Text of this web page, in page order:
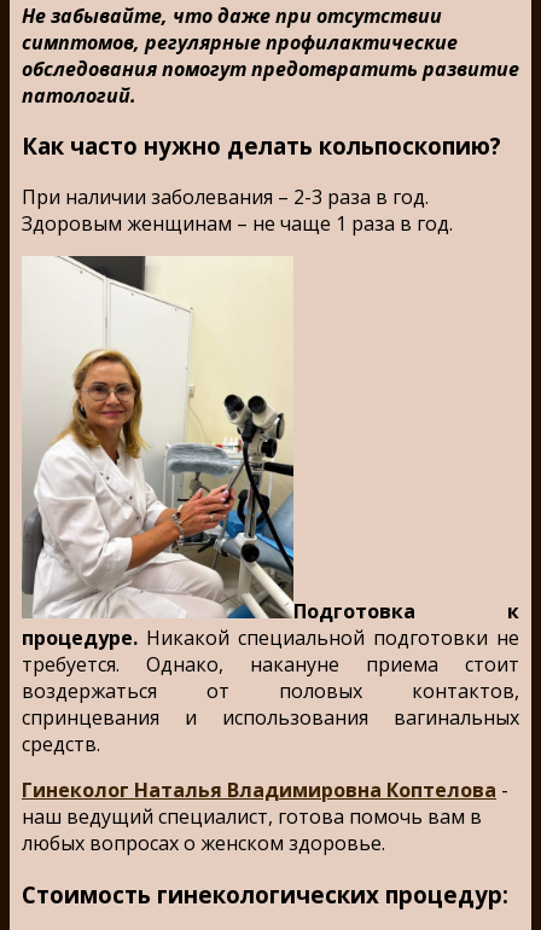
Не забывайте, что даже при отсутствии
симптомов, регулярные профилактические
обследования помогут предотвратить развитие
патологий.
Как часто нужно делать кольпоскопию?
При наличии заболевания – 2-3 раза в год.
Здоровым женщинам – не чаще 1 раза в год.
Подготовка к
процедуре. Никакой специальной подготовки не
требуется. Однако, накануне приема стоит
воздержаться от половых контактов,
спринцевания и использования вагинальных
средств.
Гинеколог Наталья Владимировна Коптелова -
наш ведущий специалист, готова помочь вам в
любых вопросах о женском здоровье.
Стоимость гинекологических процедур: